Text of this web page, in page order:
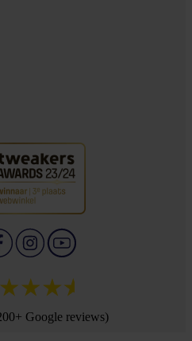
Google reviews)